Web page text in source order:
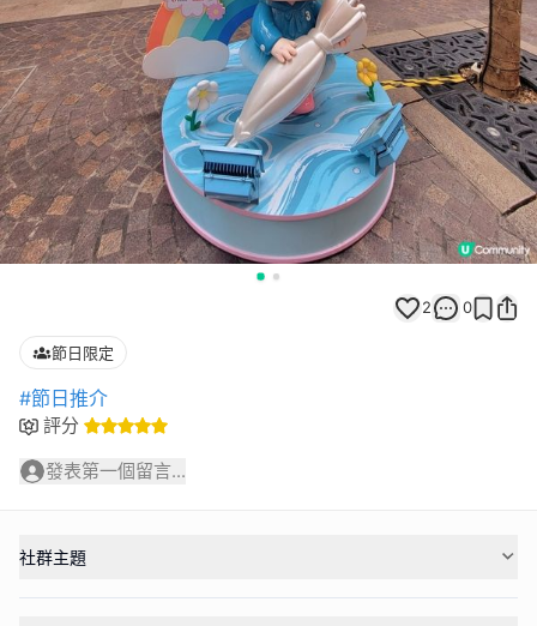
2 0
節日限定
#節日推介
評分
發表第一個留言...
社群主題